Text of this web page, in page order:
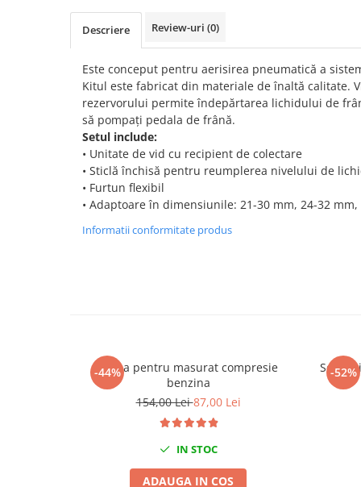
Recuperatoare de ulei
Scule Ajutatoare
Aparate de nituit si capsat
Capsatoare tapiterie
Chei de Forta
Chei Dinamometrice
Ciocane Dalti si Dornuri
Reparat Filete
Masini de insurubat si gaurit
Masini de polishat
Descriere Review-uri (0)
Este conceput pentru aerisirea pneumatică a
Kitul este fabricat din materiale de înaltă calitate.
rezervorului permite îndepărtarea lichidului de
să pompați pedala de frână.
Setul include:
• Unitate de vid cu recipient de colectare
• Sticlă închisă pentru reumplerea nivelului de
• Furtun flexibil
• Adaptoare în dimensiunile: 21-30 mm, 24-32
Informatii conformitate produs
-44%
Trusa pentru masurat compresie
benzina
154,00 Lei87,00 Lei
IN STOC
ADAUGA IN COS
-52%
Set